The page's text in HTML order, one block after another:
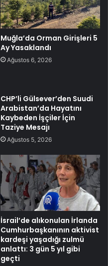
Muğla’da Orman Girişleri 5
Ay Yasaklandı
Ağustos 6, 2026
CHP’li Gülsever’den Suudi
Arabistan’da Hayatını
Kaybeden İşçiler İçin
Taziye Mesajı
Ağustos 5, 2026
İsrail’de alıkonulan İrlanda
Cumhurbaşkanının aktivist
kardeşi yaşadığı zulmü
anlattı: 3 gün 5 yıl gibi
geçti